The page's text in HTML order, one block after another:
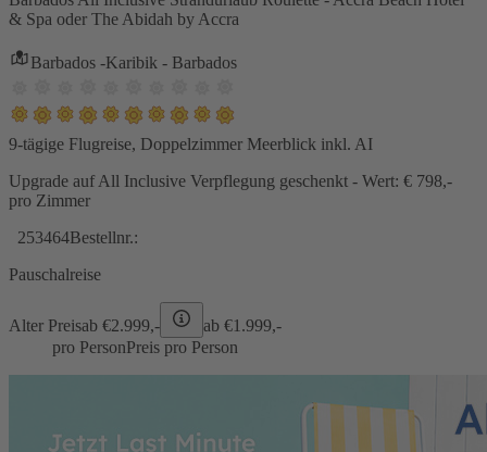
& Spa oder The Abidah by Accra
Barbados -Karibik - Barbados
9-tägige Flugreise, Doppelzimmer Meerblick inkl. AI
Upgrade auf All Inclusive Verpflegung geschenkt - Wert: € 798,-
pro Zimmer
253464Bestellnr.:
Pauschalreise
Alter Preisab €2.999,- ab €1.999,-
pro PersonPreis pro Person